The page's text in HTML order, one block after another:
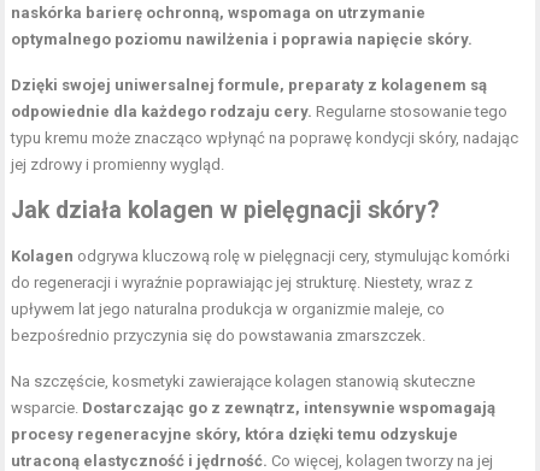
naskórka barierę ochronną, wspomaga on utrzymanie
optymalnego poziomu nawilżenia i poprawia napięcie skóry.
Dzięki swojej uniwersalnej formule, preparaty z kolagenem są
odpowiednie dla każdego rodzaju cery. Regularne stosowanie tego
typu kremu może znacząco wpłynąć na poprawę kondycji skóry, nadając
jej zdrowy i promienny wygląd.
Jak działa kolagen w pielęgnacji skóry?
Kolagen odgrywa kluczową rolę w pielęgnacji cery, stymulując komórki
do regeneracji i wyraźnie poprawiając jej strukturę. Niestety, wraz z
upływem lat jego naturalna produkcja w organizmie maleje, co
bezpośrednio przyczynia się do powstawania zmarszczek.
Na szczęście, kosmetyki zawierające kolagen stanowią skuteczne
wsparcie. Dostarczając go z zewnątrz, intensywnie wspomagają
procesy regeneracyjne skóry, która dzięki temu odzyskuje
utraconą elastyczność i jędrność. Co więcej, kolagen tworzy na jej